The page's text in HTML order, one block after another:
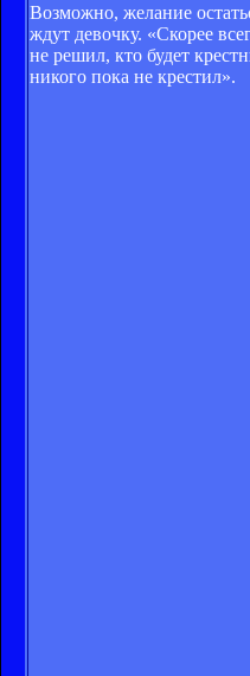
Возможно, желание
ждут девочку. «Скорее
не решил, кто будет
никого пока не крестил».